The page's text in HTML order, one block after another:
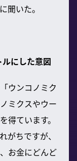
聞いた。
にした意図
ウンコノミク
ミクスやウー
得ています。
がちですが、
お金にどんど